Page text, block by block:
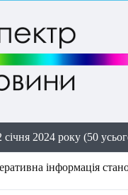
січня 2024 року (50
інформація